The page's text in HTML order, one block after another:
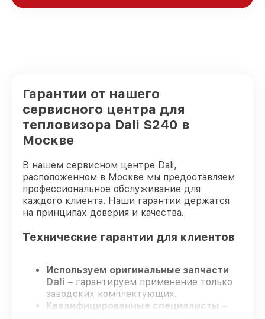
Гарантии от нашего
сервисного центра для
тепловизора Dali S240 в
Москве
В нашем сервисном центре Dali,
расположенном в Москве мы предоставляем
профессиональное обслуживание для
каждого клиента. Наши гарантии держатся
на принципах доверия и качества.
Технические гарантии для клиентов
Используем оригинальные запчасти
Dali – гарантируем применение только
заводских комплектующих.
Квалифицированные специалисты –